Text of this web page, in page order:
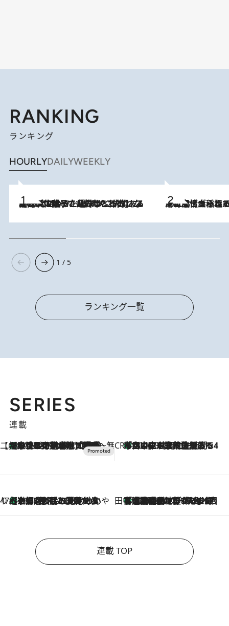
RANKING
ランキング
HOURLYDAILYWEEKLY
2026.8.5
【阿川佐和子さんの年とる力】なぜ70代で始めた趣味は“こんなに楽しい”のか？ ピアノ、俳句…スランプに陥っても続けられる“ある秘訣”とは 2026.8.5
下町風情あふれる台北屈指の人気エリア・大稲埕でセンスのいい台湾土産《ヴ
1 / 5
ランキング一覧
SERIES
連載
【CREA×星野リゾート】唯一無二。癒しと発見が待つ場所へ
2026.8.7
【トンボの足水浴】ヒノキの香りに包まれて涼感マックス！約13℃の湧水かけ流しを避暑地「星野温泉 トンボの湯」で体験 CREA'S CHOICE
2026.8.7
「立川にも歌舞伎があるんだよ」 片岡仁左衛門・市川中車ら豪華座組みで4年目の立川立飛歌舞伎へ
47都道府県の手みやげ ひんやりスイーツで夏を満喫
2026.8.7
【京都府】この夏絶対食べたい 冷やしておいしいおやつ3選 ひと口目から心を掴む新緑のテリーヌ 田中稲の勝手に再ブーム
2026.8.7
「湘南乃風に憧れて」観客大盛上がりの“タオル回し”に、ラッパー顔負けの高速歌唱まで…さだまさし（74）のアグレッシブすぎる現在地
連載 TOP